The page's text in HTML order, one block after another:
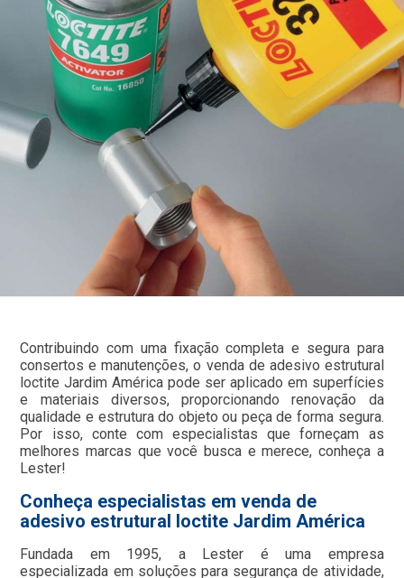
Contribuindo com uma fixação completa e segura para
consertos e manutenções, o venda de adesivo estrutural
loctite Jardim América pode ser aplicado em superfícies
e materiais diversos, proporcionando renovação da
qualidade e estrutura do objeto ou peça de forma segura.
Por isso, conte com especialistas que forneçam as
melhores marcas que você busca e merece, conheça a
Lester!
Conheça especialistas em venda de
adesivo estrutural loctite Jardim América
Fundada em 1995, a Lester é uma empresa
especializada em soluções para segurança de atividade,